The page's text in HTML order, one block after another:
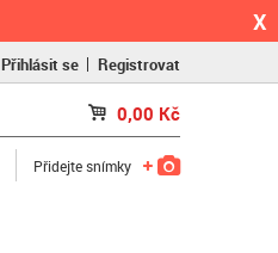
X
Přihlásit se Registrovat
0,00 Kč
Přidejte snímky